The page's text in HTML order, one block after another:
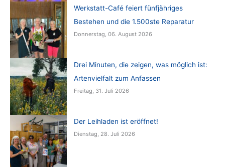
Werkstatt-Café feiert fünfjähriges
Bestehen und die 1.500ste Reparatur
Donnerstag, 06. August 2026
Drei Minuten, die zeigen, was möglich ist:
Artenvielfalt zum Anfassen
Freitag, 31. Juli 2026
Der Leihladen ist eröffnet!
Dienstag, 28. Juli 2026